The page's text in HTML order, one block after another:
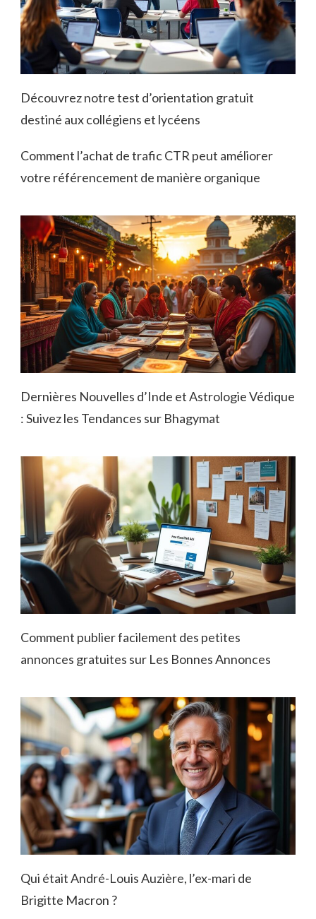
Découvrez notre test d’orientation gratuit
destiné aux collégiens et lycéens
Comment l’achat de trafic CTR peut améliorer
votre référencement de manière organique
Dernières Nouvelles d’Inde et Astrologie Védique
: Suivez les Tendances sur Bhagymat
Comment publier facilement des petites
annonces gratuites sur Les Bonnes Annonces
Qui était André-Louis Auzière, l’ex-mari de
Brigitte Macron ?